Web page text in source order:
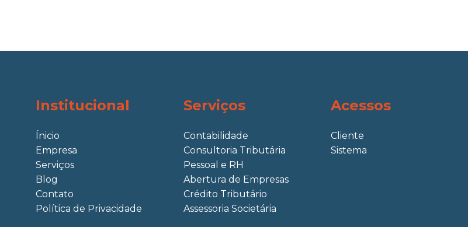
Institucional
Ínicio
Empresa
Serviços
Blog
Contato
Política de Privacidade
Serviços
Contabilidade
Consultoria Tributária
Pessoal e RH
Abertura de Empresas
Crédito Tributário
Assessoria Societária
Acessos
Cliente
Sistema